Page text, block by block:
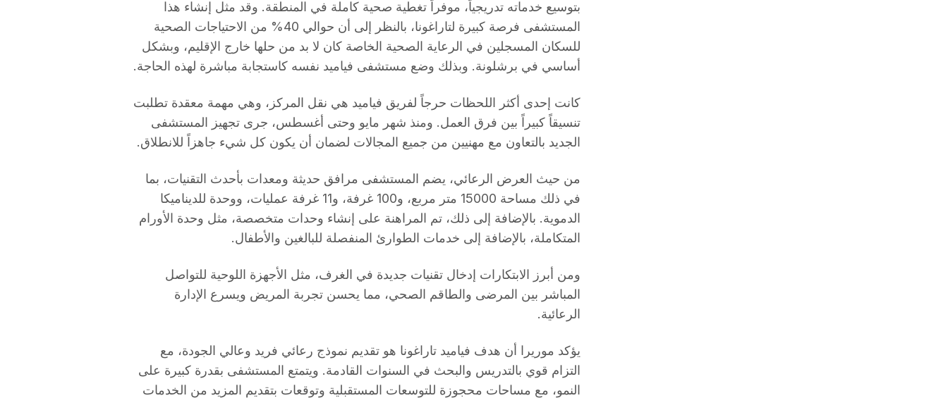
بتوسيع خدماته تدريجياً، موفراً تغطية صحية كاملة في المنطقة. وقد مثل إنشاء هذا
المستشفى فرصة كبيرة لتاراغونا، بالنظر إلى أن حوالي 40% من الاحتياجات الصحية
للسكان المسجلين في الرعاية الصحية الخاصة كان لا بد من حلها خارج الإقليم، وبشكل
أساسي في برشلونة. وبذلك وضع مستشفى فياميد نفسه كاستجابة مباشرة لهذه الحاجة.
كانت إحدى أكثر اللحظات حرجاً لفريق فياميد هي نقل المركز، وهي مهمة معقدة تطلبت
تنسيقاً كبيراً بين فرق العمل. ومنذ شهر مايو وحتى أغسطس، جرى تجهيز المستشفى
الجديد بالتعاون مع مهنيين من جميع المجالات لضمان أن يكون كل شيء جاهزاً للانطلاق.
من حيث العرض الرعائي، يضم المستشفى مرافق حديثة ومعدات بأحدث التقنيات، بما
في ذلك مساحة 15000 متر مربع، و100 غرفة، و11 غرفة عمليات، ووحدة للديناميكا
الدموية. بالإضافة إلى ذلك، تم المراهنة على إنشاء وحدات متخصصة، مثل وحدة الأورام
المتكاملة، بالإضافة إلى خدمات الطوارئ المنفصلة للبالغين والأطفال.
ومن أبرز الابتكارات إدخال تقنيات جديدة في الغرف، مثل الأجهزة اللوحية للتواصل
المباشر بين المرضى والطاقم الصحي، مما يحسن تجربة المريض ويسرع الإدارة
الرعائية.
يؤكد موريرا أن هدف فياميد تاراغونا هو تقديم نموذج رعائي فريد وعالي الجودة، مع
التزام قوي بالتدريس والبحث في السنوات القادمة. ويتمتع المستشفى بقدرة كبيرة على
النمو، مع مساحات محجوزة للتوسعات المستقبلية وتوقعات بتقديم المزيد من الخدمات